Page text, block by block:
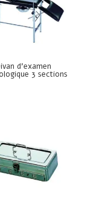
d’examen
3 sections